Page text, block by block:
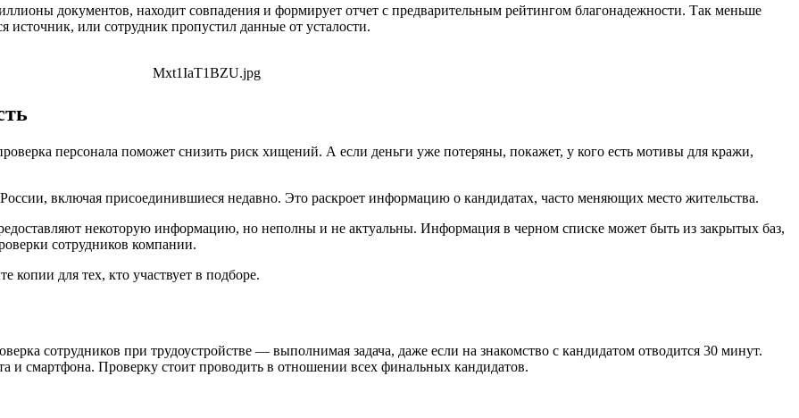
документов, находит совпадения и формирует отчет с предварительным рейтингом благонадежности. Так меньше
или сотрудник пропустил данные от усталости.
персонала поможет снизить риск хищений. А если деньги уже потеряны, покажет, у кого есть мотивы для кражи,
включая присоединившиеся недавно. Это раскроет информацию о кандидатах, часто меняющих место жительства.
некоторую информацию, но неполны и не актуальны. Информация в черном списке может быть из закрытых баз,
сотрудников компании.
копии для тех, кто участвует в подборе.
сотрудников при трудоустройстве — выполнимая задача, даже если на знакомство с кандидатом отводится 30 минут.
и смартфона. Проверку стоит проводить в отношении всех финальных кандидатов.